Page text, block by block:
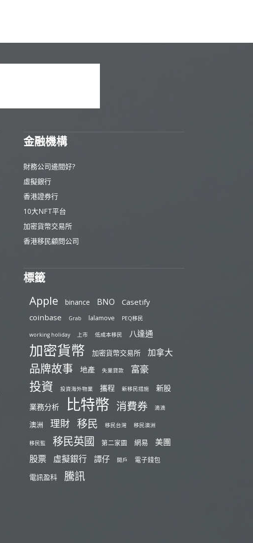
金融機構
財務公司邊間好?
虛擬銀行
香港證券行
10大NFT平台
加密貨幣交易所
香港移民顧問公司
標籤
Apple binance BNO
Casetify
coinbase
Grab lalamove PEQ移民
working holiday 上市 低成本移民 八達通
加密貨幣 加密貨幣交易所 加拿大
品牌故事 地產 失業貸款 富豪
投資 投資海外物業 攜程 新移民措施
新股
業務分析
比特幣 消費券 滴滴
澳洲 理財 移民 移民台灣 移民澳洲
移民監 移民英國 第二家園 網易 美團
股票 虛擬銀行 譚仔 開戶 電子錢包
電訊盈科 騰訊